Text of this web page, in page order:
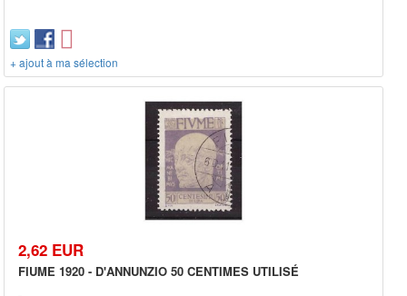
+ ajout à ma sélection
2,62 EUR
FIUME 1920 - D'ANNUNZIO 50 CENTIMES UTILISÉ